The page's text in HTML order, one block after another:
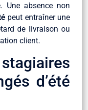
Une absence non
peut entraîner une
de livraison ou
client.
d’été